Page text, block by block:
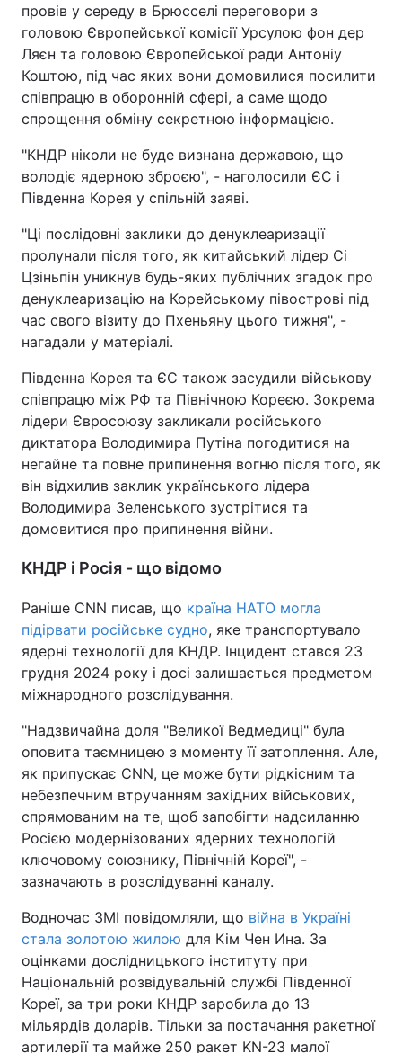
провів у середу в Брюсселі переговори з
головою Європейської комісії Урсулою фон дер
Ляєн та головою Європейської ради Антоніу
Коштою, під час яких вони домовилися посилити
співпрацю в оборонній сфері, а саме щодо
спрощення обміну секретною інформацією.
"КНДР ніколи не буде визнана державою, що
володіє ядерною зброєю", - наголосили ЄС і
Південна Корея у спільній заяві.
"Ці послідовні заклики до денуклеаризації
пролунали після того, як китайський лідер Сі
Цзіньпін уникнув будь-яких публічних згадок про
денуклеаризацію на Корейському півострові під
час свого візиту до Пхеньяну цього тижня", -
нагадали у матеріалі.
Південна Корея та ЄС також засудили військову
співпрацю між РФ та Північною Кореєю. Зокрема
лідери Євросоюзу закликали російського
диктатора Володимира Путіна погодитися на
негайне та повне припинення вогню після того, як
він відхилив заклик українського лідера
Володимира Зеленського зустрітися та
домовитися про припинення війни.
КНДР і Росія - що відомо
Раніше CNN писав, що країна НАТО могла
підірвати російське судно, яке транспортувало
ядерні технології для КНДР. Інцидент стався 23
грудня 2024 року і досі залишається предметом
міжнародного розслідування.
"Надзвичайна доля "Великої Ведмедиці" була
оповита таємницею з моменту її затоплення. Але,
як припускає CNN, це може бути рідкісним та
небезпечним втручанням західних військових,
спрямованим на те, щоб запобігти надсиланню
Росією модернізованих ядерних технологій
ключовому союзнику, Північній Кореї", -
зазначають в розслідуванні каналу.
Водночас ЗМІ повідомляли, що війна в Україні
стала золотою жилою для Кім Чен Ина. За
оцінками дослідницького інституту при
Національній розвідувальній службі Південної
Кореї, за три роки КНДР заробила до 13
мільярдів доларів. Тільки за постачання ракетної
артилерії та майже 250 ракет KN-23 малої